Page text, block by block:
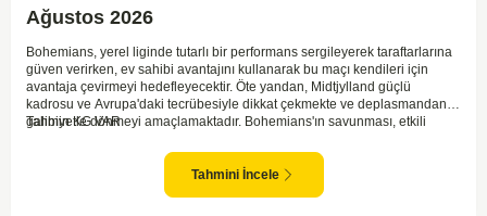
Ağustos 2026
Bohemians, yerel liginde tutarlı bir performans sergileyerek taraftarlarına
güven verirken, ev sahibi avantajını kullanarak bu maçı kendileri için
avantaja çevirmeyi hedefleyecektir. Öte yandan, Midtjylland güçlü
kadrosu ve Avrupa'daki tecrübesiyle dikkat çekmekte ve deplasmandan
galibiyetle dönmeyi amaçlamaktadır. Bohemians'ın savunması, etkili
kalacak. Midtjylland ise, Bohemians'ın agresif oyun tarzıyla başa çıkmak
için stratejik hamleler geliştirmeli. Maçta her iki takımın da gol fırsatları
bulabileceği açık; dolayısıyla tempolu ve çekişmeli bir karşılaşma olabilir.
Tahmin KG VAR
Tahmini İncele